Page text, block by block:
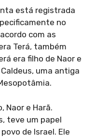
está registrada
no
com as
Terá, também
era filho de Naor e
uma antiga
Naor e Harã.
teve um papel
de Israel. Ele